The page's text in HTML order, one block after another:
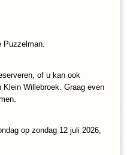
Puzzelman.
of u kan ook
Willebroek. Graag even
op zondag 12 juli 2026,